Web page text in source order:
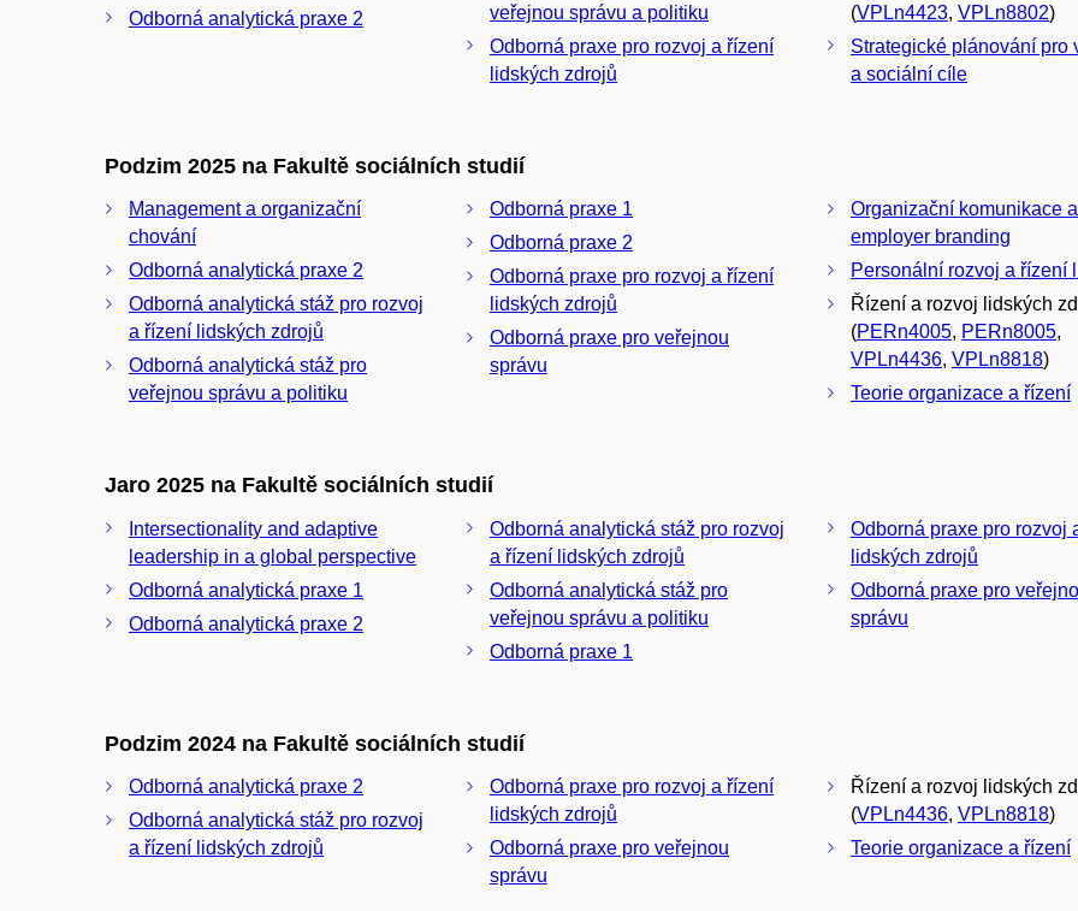
Odborná analytická praxe 2
veřejnou správu a politiku
Odborná praxe pro rozvoj a řízení
lidských zdrojů
(VPLn4423, VPLn8802)
Strategické plánování pro
a sociální cíle
Podzim 2025 na Fakultě sociálních studií
Management a organizační
chování
Odborná analytická praxe 2
Odborná analytická stáž pro rozvoj
a řízení lidských zdrojů
Odborná analytická stáž pro
veřejnou správu a politiku
Odborná praxe 1
Odborná praxe 2
Odborná praxe pro rozvoj a řízení
lidských zdrojů
Odborná praxe pro veřejnou
správu
Organizační komunikace a
employer branding
Personální rozvoj a řízení
Řízení a rozvoj lidských
(PERn4005, PERn8005,
VPLn4436, VPLn8818)
Teorie organizace a řízení
Jaro 2025 na Fakultě sociálních studií
Intersectionality and adaptive
leadership in a global perspective
Odborná analytická praxe 1
Odborná analytická praxe 2
Odborná analytická stáž pro rozvoj
a řízení lidských zdrojů
Odborná analytická stáž pro
veřejnou správu a politiku
Odborná praxe 1
Odborná praxe pro rozvoj
lidských zdrojů
Odborná praxe pro
správu
Podzim 2024 na Fakultě sociálních studií
Odborná analytická praxe 2
Odborná analytická stáž pro rozvoj
a řízení lidských zdrojů
Odborná praxe pro rozvoj a řízení
lidských zdrojů
Odborná praxe pro veřejnou
správu
Řízení a rozvoj lidských
(VPLn4436, VPLn8818)
Teorie organizace a řízení